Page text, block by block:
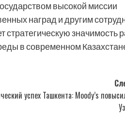
высокой миссии
наград и другим
значимость
в современном
успех Ташкента: Moody’s